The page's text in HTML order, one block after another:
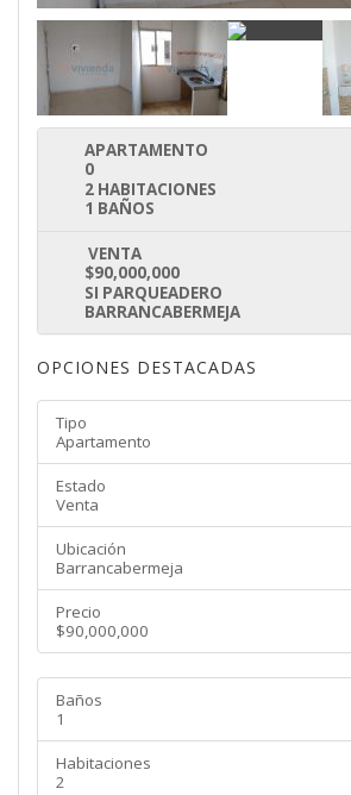
APARTAMENTO
0
2 HABITACIONES
1 BAÑOS
VENTA
$90,000,000
SI PARQUEADERO
BARRANCABERMEJA
OPCIONES DESTACADAS
Tipo
Apartamento
Estado
Venta
Ubicación
Barrancabermeja
Precio
$90,000,000
Baños
1
Habitaciones
2